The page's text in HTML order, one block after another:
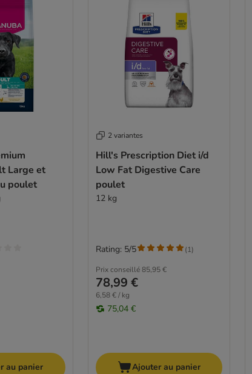
Large et
poulet
au panier
2 variantes
Hill's Prescription Diet i/d
Low Fat Digestive Care
poulet
12 kg
Prix conseillé 85,95 €
78,99 €
6,58 € / kg
75,04 €
Rating: 5/5 (1)
Ajouter au panier